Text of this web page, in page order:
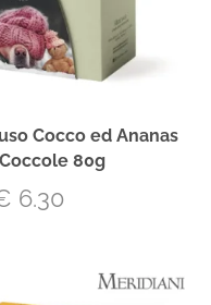
Cocco ed Ananas
80g
6.30